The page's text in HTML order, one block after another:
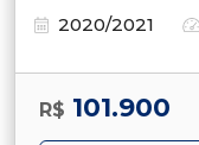
2020/2021
R$ 101.900